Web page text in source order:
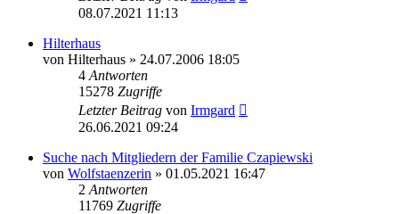
08.07.2021 11:13
Hilterhaus
von Hilterhaus » 24.07.2006 18:05
4 Antworten
15278 Zugriffe
Letzter Beitrag von Irmgard
26.06.2021 09:24
Suche nach Mitgliedern der Familie Czapiewski
von Wolfstaenzerin » 01.05.2021 16:47
2 Antworten
11769 Zugriffe